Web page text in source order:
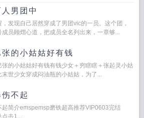
男团中
，发现自己居然穿成了男团vic的一员。这个团，
成员顾熠心道，把成员全名列出来，一章够...
的小姑姑好有钱
张的小姑姑好有钱有钱少女＋穷瞎瞎＋张起灵小姑
末世少女穿成闷油瓶的小姑姑，为了...
不起
起简介emspemsp磨铁超高推荐VIP0603完结
点击1...